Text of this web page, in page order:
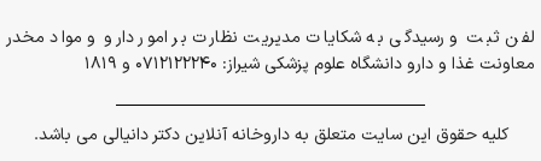
لفن ثبت و رسیدگی به شکایات مدیریت نظارت بر امور دارو و مواد مخدر
معاونت غذا و دارو دانشگاه علوم پزشکی شیراز: 0712122240 و 1819
کلیه حقوق این سایت متعلق به داروخانه آنلاین دکتر دانیالی می باشد.